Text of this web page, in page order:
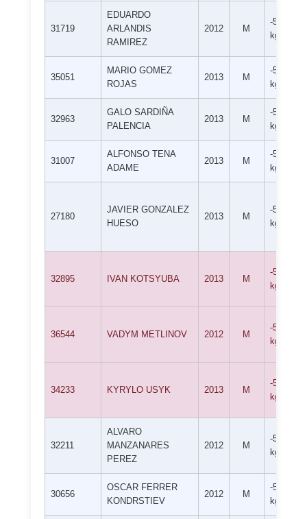
31719
EDUARDO
ARLANDIS
RAMIREZ
2012 M
-50
kg
35051
MARIO GOMEZ
ROJAS
2013 M
-50
kg
32963
GALO SARDIÑA
PALENCIA
2013 M
-50
kg
31007
ALFONSO TENA
ADAME
2013 M
-50
kg
27180
JAVIER GONZALEZ
HUESO
2013 M
-50
kg
32895 IVAN KOTSYUBA 2013 M
-50
kg
36544 VADYM METLINOV 2012 M
-50
kg
34233 KYRYLO USYK 2013 M
-50
kg
32211
ALVARO
MANZANARES
PEREZ
2012 M
-50
kg
30656
OSCAR FERRER
KONDRSTIEV
2012 M
-50
kg